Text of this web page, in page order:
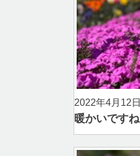
2022年4月12日
暖かいです